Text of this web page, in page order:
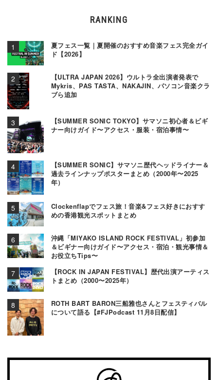
RANKING
夏フェス一覧｜夏開催のおすすめ音楽フェス完全ガイ
ド【2026】
【ULTRA JAPAN 2026】ウルトラ全出演者発表で
Mykris、PAS TASTA、NAKAJIN、パソコン音楽クラ
ブら追加
【SUMMER SONIC TOKYO】サマソニ初心者＆ビギ
ナー向けガイド〜アクセス・服装・宿泊事情〜
【SUMMER SONIC】サマソニ歴代ヘッドライナー＆
過去ラインナップポスターまとめ（2000年〜2025
年）
Clockenflapでフェス旅！音楽&フェス好きにおすす
めの香港観光スポットまとめ
沖縄「MIYAKO ISLAND ROCK FESTIVAL」初参加
＆ビギナー向けガイド〜アクセス・宿泊・観光事情＆
お役立ちTips〜
【ROCK IN JAPAN FESTIVAL】歴代出演アーティス
トまとめ（2000〜2025年）
ROTH BART BARON三船雅也さんとフェスティバル
について語る【#FJPodcast 11月8日配信】